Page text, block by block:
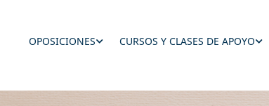
OPOSICIONES CURSOS Y CLASES DE APOYO